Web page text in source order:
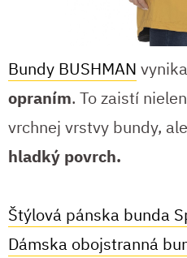
Bundy BUSHMAN
opraním. To zaistí
vrchnej vrstvy bundy,
hladký povrch.
Štýlová pánska bunda
Dámska obojstranná